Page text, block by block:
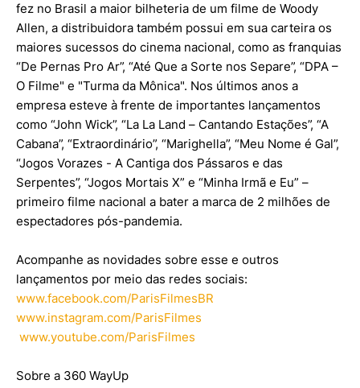
fez no Brasil a maior bilheteria de um filme de Woody
Allen, a distribuidora também possui em sua carteira os
maiores sucessos do cinema nacional, como as franquias
“De Pernas Pro Ar”, “Até Que a Sorte nos Separe”, “DPA –
O Filme" e "Turma da Mônica". Nos últimos anos a
empresa esteve à frente de importantes lançamentos
como “John Wick”, “La La Land – Cantando Estações”, “A
Cabana”, “Extraordinário”, “Marighella”, “Meu Nome é Gal”,
“Jogos Vorazes - A Cantiga dos Pássaros e das
Serpentes”, “Jogos Mortais X” e “Minha Irmã e Eu” –
primeiro filme nacional a bater a marca de 2 milhões de
espectadores pós-pandemia.
Acompanhe as novidades sobre esse e outros
lançamentos por meio das redes sociais:
www.facebook.com/ParisFilmesBR
www.instagram.com/ParisFilmes
www.youtube.com/ParisFilmes
Sobre a 360 WayUp